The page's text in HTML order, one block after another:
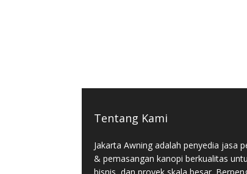
Tentang Kami
Jakarta Awning adalah penyedia jasa
& pemasangan kanopi berkualitas
bisnis, dan proyek skala besar.